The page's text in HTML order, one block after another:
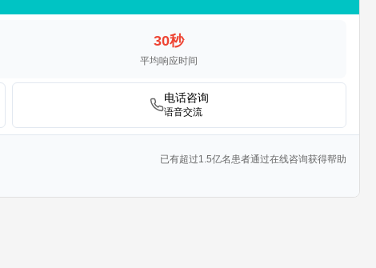
30秒
平均响应时间
电话咨询
语音交流
已有超过1.5亿名患者通过在线咨询获得帮助